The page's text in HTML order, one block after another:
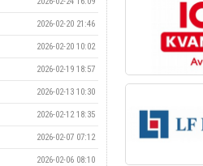
2026-02-20 21:46
2026-02-20 10:02
2026-02-19 18:57
2026-02-13 10:30
2026-02-12 18:35
2026-02-07 07:12
2026-02-06 08:10